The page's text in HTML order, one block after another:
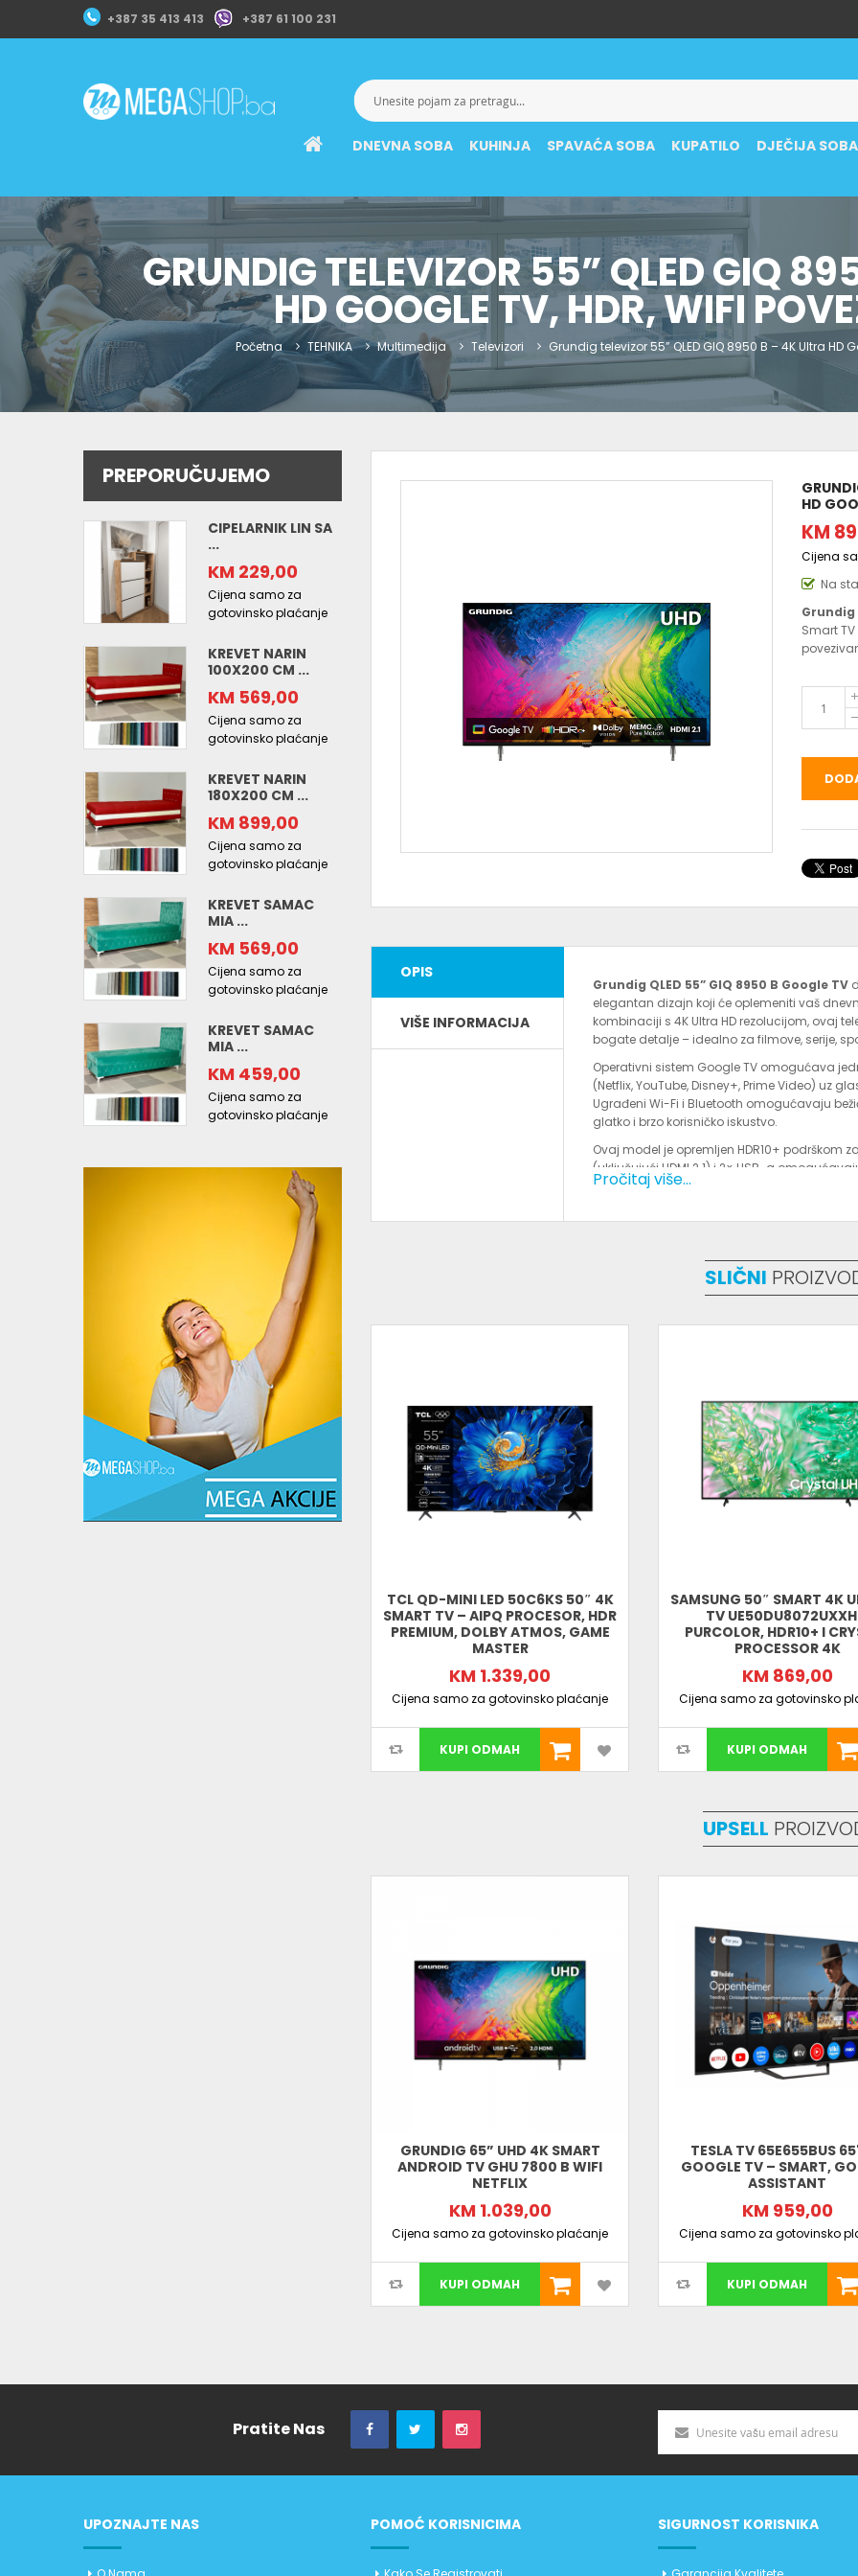
+387 35 413 413 +387 61 100 231
DNEVNA SOBA KUHINJA SPAVAĆA SOBA KUPATILO DJEČIJA SOBA
GRUNDIG TELEVIZOR 55” QLED GIQ
HD GOOGLE TV, HDR, WIFI
Početna TEHNIKA Multimedija Televizori Grundig televizor 55” QLED GIQ 8950 B – 4K Ultra HD
HD
KM
Cijena
Na
Grundig
Smart
OPIS
VIŠE INFORMACIJA
Grundig QLED 55” GIQ 8950 B Google TV
elegantan dizajn koji će oplemeniti vaš
kombinaciji s 4K Ultra HD rezolucijom, ovaj
bogate detalje – idealno za filmove, serije,
Operativni sistem Google TV omogućava
(Netflix, YouTube, Disney+, Prime Video) uz
Ugrađeni Wi-Fi i Bluetooth omogućavaju
glatko i brzo korisničko iskustvo.
Ovaj model je opremljen HDR10+ podrškom
(uključujući HDMI 2.1) i 2× USB-a
Elegantan i moderan izgled s tankim
Dijagonala ekrana:55” (140 cm)
4K Ultra HD (3840×2160)
Energetska klasa:F
Model GIQ 8950 B je odličan izbor za sve
tehnologija i jednostavnosti korištenja. Bilo
televizor je spreman za sve. Uključite ga u
Pročitaj više...
SLIČNI
TCL QD-MINI LED 50C6KS 50″ 4K
SMART TV – AIPQ PROCESOR, HDR
PREMIUM, DOLBY ATMOS, GAME
MASTER
KM 1.339,00
Cijena samo za gotovinsko plaćanje
KUPI ODMAH
SAMSUNG 50″ SMART 4K
TV
PURCOLOR, HDR10+ I
PROCESSOR 4K
KM 869,00
Cijena samo za gotovinsko
KUPI ODMAH
UPSELL
GRUNDIG 65” UHD 4K SMART
ANDROID TV GHU 7800 B WIFI
NETFLIX
KM 1.039,00
Cijena samo za gotovinsko plaćanje
KUPI ODMAH
TESLA TV 65E655BUS
GOOGLE TV – SMART,
ASSISTANT
KM 959,00
Cijena samo za gotovinsko
KUPI ODMAH
PREPORUČUJEMO
CIPELARNIK LIN SA
...
KM 229,00
Cijena samo za
gotovinsko plaćanje
KREVET NARIN
100X200 CM ...
KM 569,00
Cijena samo za
gotovinsko plaćanje
KREVET NARIN
180X200 CM ...
KM 899,00
Cijena samo za
gotovinsko plaćanje
KREVET SAMAC
MIA ...
KM 569,00
Cijena samo za
gotovinsko plaćanje
KREVET SAMAC
MIA ...
KM 459,00
Cijena samo za
gotovinsko plaćanje
Pratite Nas
UPOZNAJTE NAS POMOĆ KORISNICIMA SIGURNOST KORISNIKA